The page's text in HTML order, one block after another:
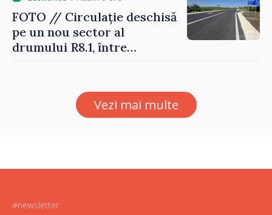
FOTO // Circulație deschisă
pe un nou sector al
drumului R8.1, între
înseamnă deplasări sigure
ale agenților economici și
Vezi mai multe
#newsletter